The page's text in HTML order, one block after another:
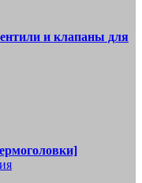
и клапаны для